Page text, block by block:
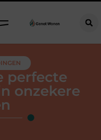
perfecte
onzekere